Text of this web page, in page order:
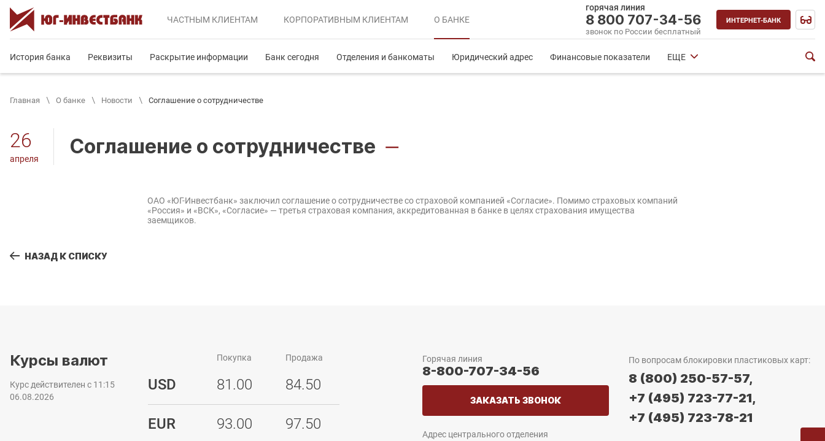
ЧАСТНЫМ КЛИЕНТАМ КОРПОРАТИВНЫМ КЛИЕНТАМ О БАНКЕ
горячая линия
8 800 707-34-56
звонок по России бесплатный
ИНТЕРНЕТ-БАНК
История банка Реквизиты Раскрытие информации Банк сегодня Отделения и банкоматы Юридический адрес Финансовые показатели ЕЩЕ
Главная О банке Новости Cоглашение о сотрудничестве
26
апреля
Cоглашение о сотрудничестве —
ОАО «ЮГ-Инвестбанк» заключил соглашение о сотрудничестве со страховой компанией «Согласие». Помимо страховых компаний
«Россия» и «ВСК», «Согласие» — третья страховая компания, аккредитованная в банке в целях страхования имущества
заемщиков.
НАЗАД К СПИСКУ
Курсы валют
Курс действителен с 11:15
06.08.2026
USD
Покупка
81.00
Продажа
84.50
EUR 93.00 97.50
Горячая линия
8-800-707-34-56
ЗАКАЗАТЬ ЗВОНОК
Адрес центрального отделения
По вопросам блокировки пластиковых карт:
8 (800) 250-57-57,
+7 (495) 723-77-21,
+7 (495) 723-78-21